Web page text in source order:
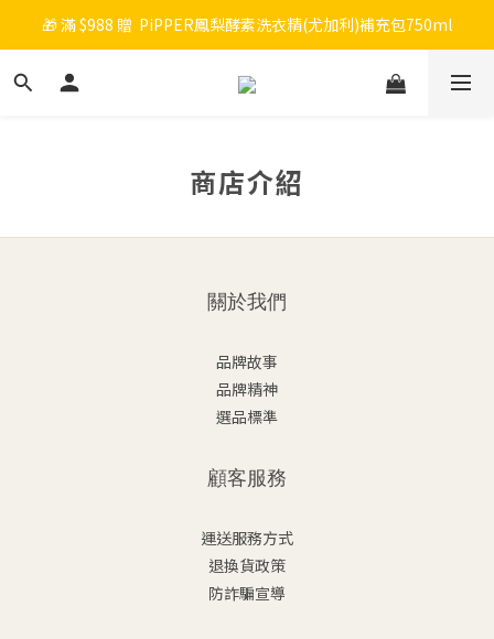
🎉 新會員註冊立即送 $200 購物金＋首購免運！
🎁 滿 $988 贈  PiPPER鳳梨酵素洗衣精(尤加利)補充包750ml
🧡 會員消費每 NT$100 累積 1 點，點數可折抵購物金！
商店介紹
關於我們
品牌故事
品牌精神
選品標準
顧客服務
運送服務方式
退換貨政策
防詐騙宣導